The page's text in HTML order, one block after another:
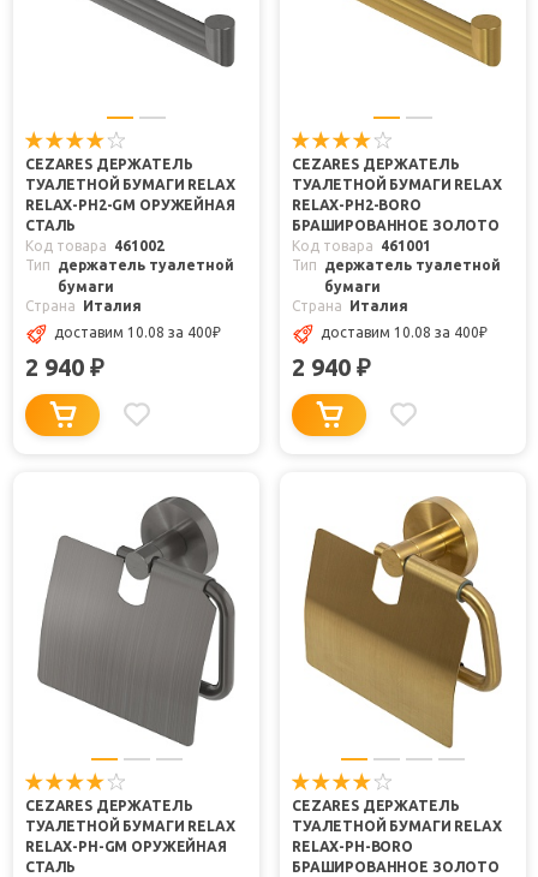
CEZARES ДЕРЖАТЕЛЬ
ТУАЛЕТНОЙ БУМАГИ RELAX
RELAX-PH2-GM ОРУЖЕЙНАЯ
СТАЛЬ
Код товара
461002
Тип
держатель туалетной
бумаги
Страна
Италия
доставим 10.08 за 400₽
2 940 ₽
CEZARES ДЕРЖАТЕЛЬ
ТУАЛЕТНОЙ БУМАГИ RELAX
RELAX-PH2-BORO
БРАШИРОВАННОЕ ЗОЛОТО
Код товара
461001
Тип
держатель туалетной
бумаги
Страна
Италия
доставим 10.08 за 400₽
2 940 ₽
CEZARES ДЕРЖАТЕЛЬ
ТУАЛЕТНОЙ БУМАГИ RELAX
RELAX-PH-GM ОРУЖЕЙНАЯ
СТАЛЬ
CEZARES ДЕРЖАТЕЛЬ
ТУАЛЕТНОЙ БУМАГИ RELAX
RELAX-PH-BORO
БРАШИРОВАННОЕ ЗОЛОТО